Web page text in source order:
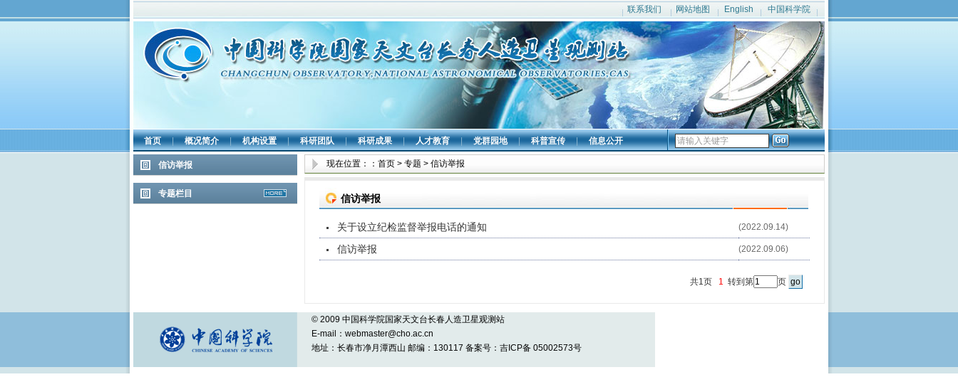
联系我们 网站地图 English 中国科学院
首页 | 概况简介 | 机构设置 | 科研团队 | 科研成果 | 人才教育 | 党群园地 | 科普宣传 | 信息公开
信访举报
专题栏目
现在位置：： 首页 > 专题 > 信访举报
信访举报
关于设立纪检监督举报电话的通知 (2022.09.14)
信访举报 (2022.09.06)
共1页 1 转到第 页
© 2009 中国科学院国家天文台长春人造卫星观测站
E-mail：webmaster@cho.ac.cn
地址：长春市净月潭西山 邮编：130117 备案号：吉ICP备 05002573号